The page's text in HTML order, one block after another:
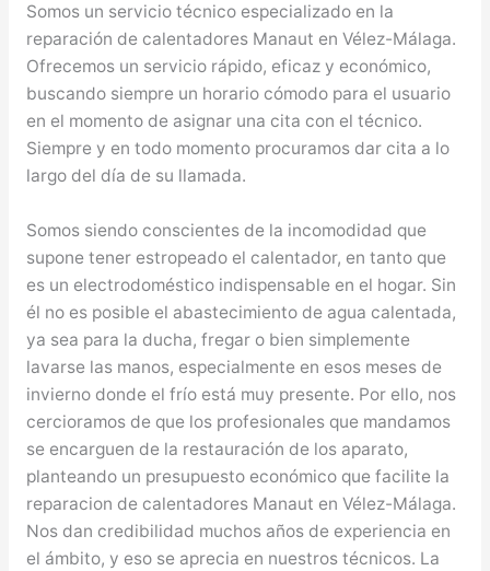
Somos un servicio técnico especializado en la
reparación de calentadores Manaut en Vélez-Málaga.
Ofrecemos un servicio rápido, eficaz y económico,
buscando siempre un horario cómodo para el usuario
en el momento de asignar una cita con el técnico.
Siempre y en todo momento procuramos dar cita a lo
largo del día de su llamada.
Somos siendo conscientes de la incomodidad que
supone tener estropeado el calentador, en tanto que
es un electrodoméstico indispensable en el hogar. Sin
él no es posible el abastecimiento de agua calentada,
ya sea para la ducha, fregar o bien simplemente
lavarse las manos, especialmente en esos meses de
invierno donde el frío está muy presente. Por ello, nos
cercioramos de que los profesionales que mandamos
se encarguen de la restauración de los aparato,
planteando un presupuesto económico que facilite la
reparacion de calentadores Manaut en Vélez-Málaga.
Nos dan credibilidad muchos años de experiencia en
el ámbito, y eso se aprecia en nuestros técnicos. La